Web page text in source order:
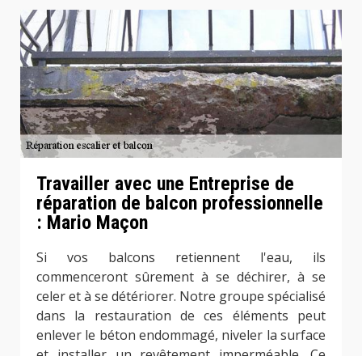
Travailler avec une Entreprise de
réparation de balcon professionnelle
: Mario Maçon
Si vos balcons retiennent l'eau, ils
commenceront sûrement à se déchirer, à se
celer et à se détériorer. Notre groupe spécialisé
dans la restauration de ces éléments peut
enlever le béton endommagé, niveler la surface